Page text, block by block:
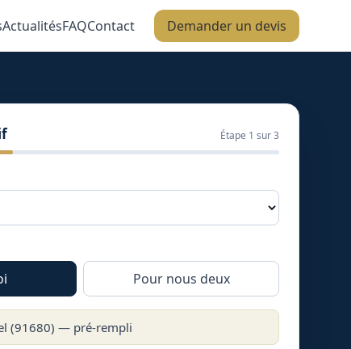
ActualitésFAQContact Demander un devis
Étape 1 sur 3
Pour nous deux
(91680) — pré-rempli